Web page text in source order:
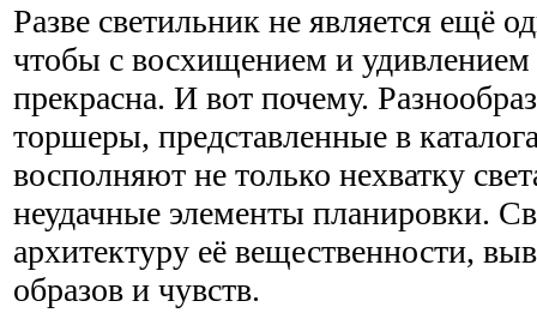
Разве светильник не является ещё
чтобы с восхищением и удивлением
прекрасна. И вот почему.
торшеры, представленные в
восполняют не только нехватку
неудачные элементы планировки.
архитектуру её вещественности,
образов и чувств.